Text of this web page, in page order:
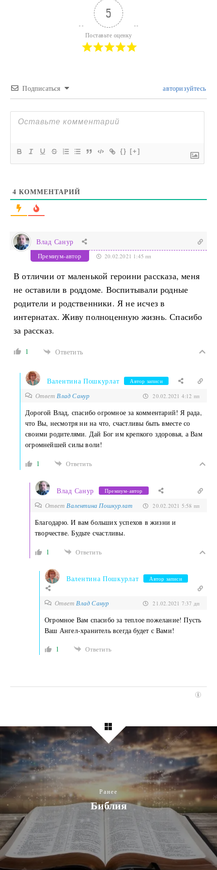
5
Поставьте оценку
Подписаться авторизуйтесь
{} [+]
4 КОММЕНТАРИЙ
Влад Санур
Премиум-автор 20.02.2021 1:45 пп
В отличии от маленькой героини рассказа, меня
не оставили в роддоме. Воспитывали родные
родители и родственники. Я не исчез в
интернатах. Живу полноценную жизнь. Спасибо
за рассказ.
1 Ответить
Валентина Пошкурлат Автор записи
ОтветВлад Санур 20.02.2021 4:12 пп
Дорогой Влад, спасибо огромное за комментарий! Я рада,
что Вы, несмотря ни на что, счастливы быть вместе со
своими родителями. Дай Бог им крепкого здоровья, а Вам
огромнейшей силы воли!
1 Ответить
Влад Санур Премиум-автор
ОтветВалентина Пошкурлат 20.02.2021 5:58 пп
Благодарю. И вам больших успехов в жизни и
творчестве. Будьте счастливы.
1 Ответить
Валентина Пошкурлат Автор записи
ОтветВлад Санур 21.02.2021 7:37 дп
Огромное Вам спасибо за теплое пожелание! Пусть
Ваш Ангел-хранитель всегда будет с Вами!
1
Ответить
Ранее
Библия